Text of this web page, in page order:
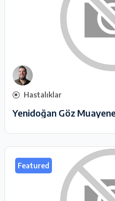
Hastalıklar
Yenidoğan Göz
Featured